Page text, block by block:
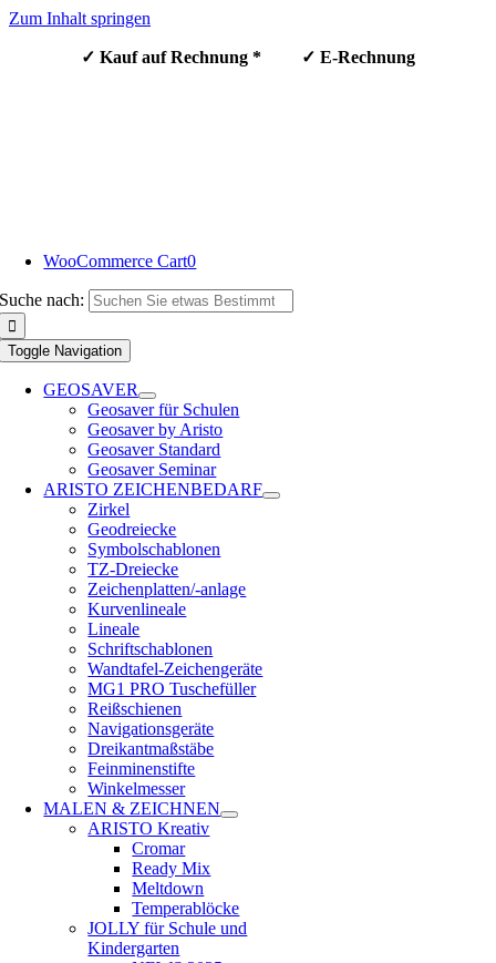
Zum Inhalt springen
✓ Kauf auf Rechnung * ✓ E-Rechnung
WooCommerce Cart0
Suche nach:
Toggle Navigation
GEOSAVER
Geosaver für Schulen
Geosaver by Aristo
Geosaver Standard
Geosaver Seminar
ARISTO ZEICHENBEDARF
Zirkel
Geodreiecke
Symbolschablonen
TZ-Dreiecke
Zeichenplatten/-anlage
Kurvenlineale
Lineale
Schriftschablonen
Wandtafel-Zeichengeräte
MG1 PRO Tuschefüller
Reißschienen
Navigationsgeräte
Dreikantmaßstäbe
Feinminenstifte
Winkelmesser
MALEN & ZEICHNEN
ARISTO Kreativ
Cromar
Ready Mix
Meltdown
Temperablöcke
JOLLY für Schule und
Kindergarten